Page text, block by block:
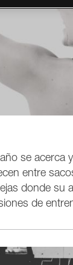
se
entre
donde su
de